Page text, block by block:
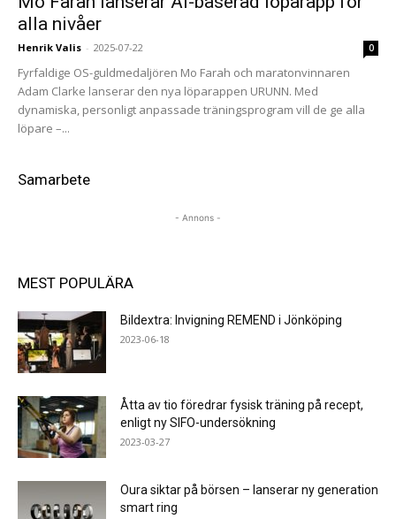
alla nivåer
Henrik Valis - 2025-07-22 0
Fyr­faldige OS-guldmedaljören Mo Farah och maratonvinnaren
Adam Clarke lanserar den nya löparappen URUNN. Med
dynamiska, personligt anpassade träningsprogram vill de ge alla
löpare –...
Samarbete
- Annons -
MEST POPULÄRA
Bildextra: Invigning REMEND i Jönköping
2023-06-18
Åtta av tio föredrar fysisk träning på recept,
enligt ny SIFO-undersökning
2023-03-27
Oura siktar på börsen – lanserar ny generation
smart ring